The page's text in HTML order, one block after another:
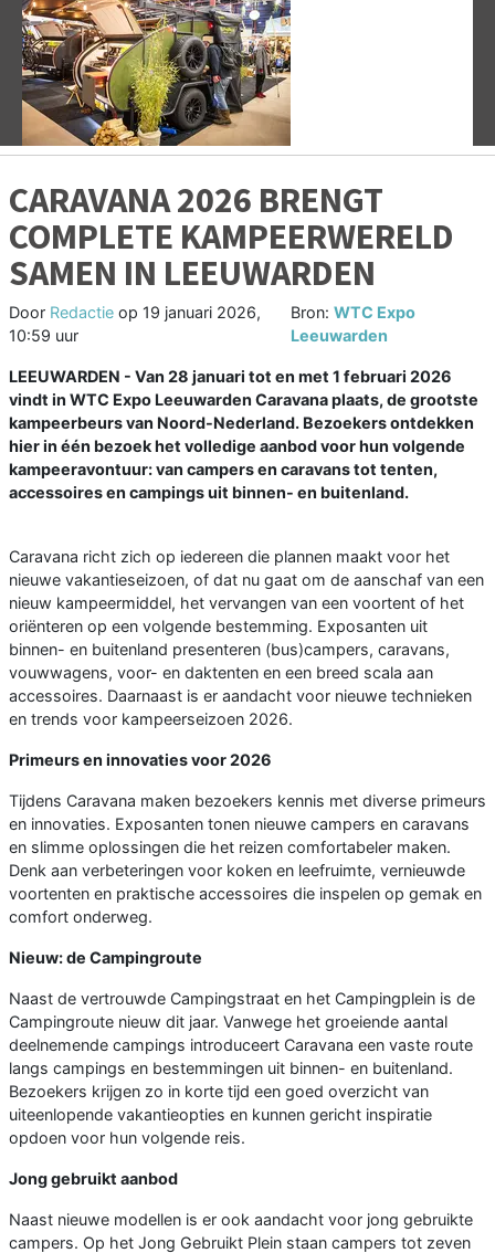
Vorige
CARAVANA 2026 BRENGT
COMPLETE KAMPEERWERELD
SAMEN IN LEEUWARDEN
Door Redactie op 19 januari 2026,
10:59 uur
Bron:WTC Expo
Leeuwarden
LEEUWARDEN - Van 28 januari tot en met 1 februari 2026
vindt in WTC Expo Leeuwarden Caravana plaats, de grootste
kampeerbeurs van Noord-Nederland. Bezoekers ontdekken
hier in één bezoek het volledige aanbod voor hun volgende
kampeeravontuur: van campers en caravans tot tenten,
accessoires en campings uit binnen- en buitenland.
Caravana richt zich op iedereen die plannen maakt voor het
nieuwe vakantieseizoen, of dat nu gaat om de aanschaf van een
nieuw kampeermiddel, het vervangen van een voortent of het
oriënteren op een volgende bestemming. Exposanten uit
binnen- en buitenland presenteren (bus)campers, caravans,
vouwwagens, voor- en daktenten en een breed scala aan
accessoires. Daarnaast is er aandacht voor nieuwe technieken
en trends voor kampeerseizoen 2026.
Primeurs en innovaties voor 2026
Tijdens Caravana maken bezoekers kennis met diverse primeurs
en innovaties. Exposanten tonen nieuwe campers en caravans
en slimme oplossingen die het reizen comfortabeler maken.
Denk aan verbeteringen voor koken en leefruimte, vernieuwde
voortenten en praktische accessoires die inspelen op gemak en
comfort onderweg.
Nieuw: de Campingroute
Naast de vertrouwde Campingstraat en het Campingplein is de
Campingroute nieuw dit jaar. Vanwege het groeiende aantal
deelnemende campings introduceert Caravana een vaste route
langs campings en bestemmingen uit binnen- en buitenland.
Bezoekers krijgen zo in korte tijd een goed overzicht van
uiteenlopende vakantieopties en kunnen gericht inspiratie
opdoen voor hun volgende reis.
Jong gebruikt aanbod
Naast nieuwe modellen is er ook aandacht voor jong gebruikte
campers. Op het Jong Gebruikt Plein staan campers tot zeven